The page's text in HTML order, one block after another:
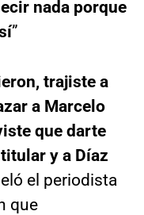
nada porque
”
trajiste a
a Marcelo
que darte
y a Díaz
el periodista
que